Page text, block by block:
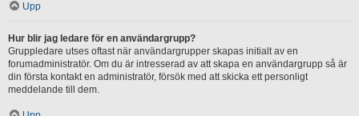
Upp
Hur blir jag ledare för en användargrupp?
Gruppledare utses oftast när användargrupper skapas initialt av en
forumadministratör. Om du är intresserad av att skapa en användargrupp så är
din första kontakt en administratör, försök med att skicka ett personligt
meddelande till dem.